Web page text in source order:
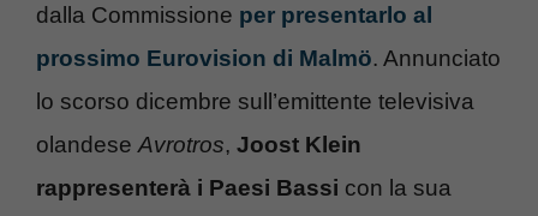
dalla Commissione per presentarlo al
prossimo Eurovision di Malmö. Annunciato
lo scorso dicembre sull’emittente televisiva
olandese Avrotros, Joost Klein
rappresenterà i Paesi Bassi con la sua